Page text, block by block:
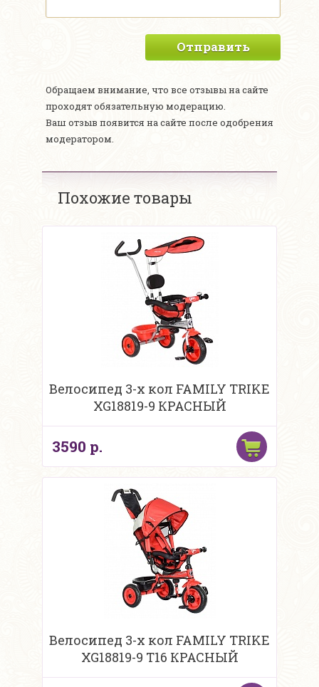
Отправить
Обращаем внимание, что все отзывы на сайте
проходят обязательную модерацию.
Ваш отзыв появится на сайте после одобрения
модератором.
Похожие товары
Велосипед 3-х кол FAMILY TRIKE
XG18819-9 КРАСНЫЙ
3590 р.
Велосипед 3-х кол FAMILY TRIKE
XG18819-9 T16 КРАСНЫЙ